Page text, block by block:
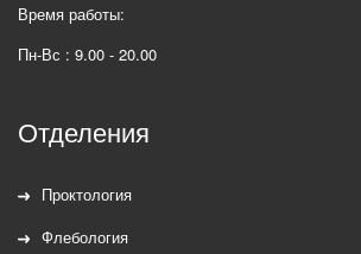
Время работы:
Пн-Вс : 9.00 - 20.00
Отделения
Проктология
Флебология